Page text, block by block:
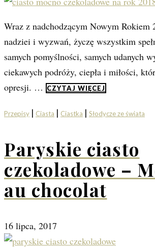
Wraz z nadchodzącym Nowym Rokiem
nadziei i wyzwań, życzę wszystkim
samych pomyślności, samych udanych
ciekawych podróży, ciepła i miłości,
opresji. …
CZYTAJ WIĘCEJ
Przepisy | Ciasta | Ciastka | Słodycze ze świata
Paryskie ciasto
czekoladowe –
au chocolat
16 lipca, 2017